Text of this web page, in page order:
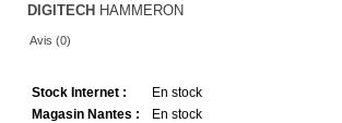
DIGITECH HAMMERON
Avis (0)
Stock Internet :
En stock
Magasin Nantes :
En stock